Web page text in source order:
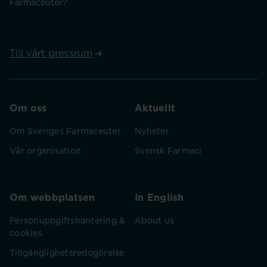
Farmaceuter?
Till vårt pressrum
Om oss
Om Sveriges Farmaceuter
Vår organisation
Aktuellt
Nyheter
Svensk Farmaci
Om webbplatsen
Personuppgiftshantering &
cookies
Tillgänglighetsredogörelse
In English
About us